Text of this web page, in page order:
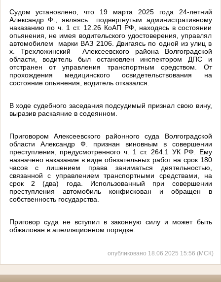
Судом установлено, что 19 марта 2025 года 24-летний
Александр Ф., являясь подвергнутым административному
наказанию по ч. 1 ст. 12.26 КоАП РФ, находясь в состоянии
опьянения, не имея водительского удостоверения, управлял
автомобилем марки ВАЗ 2106. Двигаясь по одной из улиц в
х. Трехложинский Алексеевского района Волгоградской
области, водитель был остановлен инспектором ДПС и
отстранен от управления транспортным средством. От
прохождения медицинского освидетельствования на
состояние опьянения, водитель отказался.
В ходе судебного заседания подсудимый признал свою вину,
выразив раскаяние в содеянном.
Приговором Алексеевского районного суда Волгоградской
области Александр Ф. признан виновным в совершении
преступления, предусмотренного ч. 1 ст. 264.1 УК РФ. Ему
назначено наказание в виде обязательных работ на срок 180
часов с лишением права заниматься деятельностью,
связанной с управлением транспортными средствами, на
срок 2 (два) года. Использованный при совершении
преступления автомобиль конфискован и обращен в
собственность государства.
Приговор суда не вступил в законную силу и может быть
обжалован в апелляционном порядке.
опубликовано 18.06.2025 15:56 (МСК)